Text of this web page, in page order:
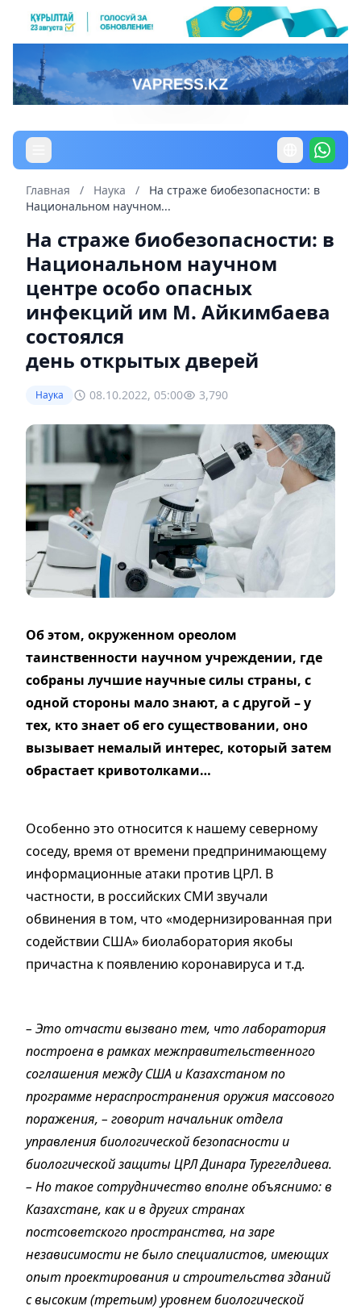
Главная / Наука /
На страже биобезопасности: в
Национальном научном...
На страже биобезопасности: в
Национальном научном
центре особо опасных
инфекций им М. Айкимбаева
состоялся
день открытых дверей
Наука 08.10.2022, 05:00 3,790
Об этом, окруженном ореолом
таинственности научном учреждении, где
собраны лучшие научные силы страны, с
одной стороны мало знают, а с другой – у
тех, кто знает об его существовании, оно
вызывает немалый интерес, который затем
обрастает кривотолками…
Особенно это относится к нашему северному
соседу, время от времени предпринимающему
информационные атаки против ЦРЛ. В
частности, в российских СМИ звучали
обвинения в том, что «модернизированная при
содействии США» биолаборатория якобы
причастна к появлению коронавируса и т.д.
– Это отчасти вызвано тем, что лаборатория
построена в рамках межправительственного
соглашения между США и Казахстаном по
программе нераспространения оружия массового
поражения, – говорит начальник отдела
управления биологической безопасности и
биологической защиты ЦРЛ Динара Турегелдиева.
– Но такое сотрудничество вполне объяснимо: в
Казахстане, как и в других странах
постсоветского пространства, на заре
независимости не было специалистов, имеющих
опыт проектирования и строительства зданий
с высоким (третьим) уровнем биологической